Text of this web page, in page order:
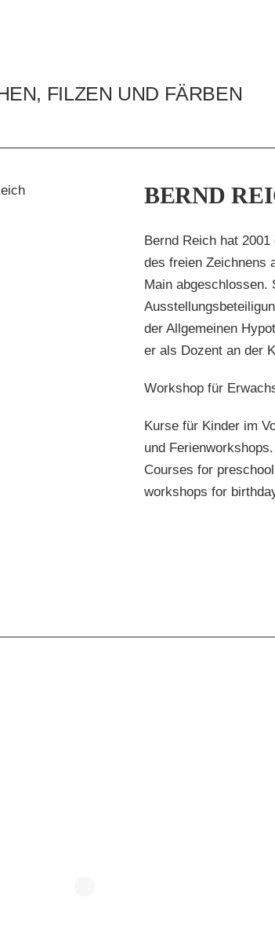
FILZEN UND FÄRBEN
BERND
Bernd Reich hat
des freien Zeichnens
Main abgeschlossen.
der Allgemeinen
er als Dozent an der
Workshop für
Kurse für Kinder im
und Ferienworkshops.
Courses for
workshops for